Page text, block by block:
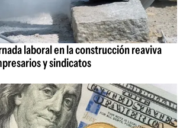
laboral en la construcción reaviva
y sindicatos